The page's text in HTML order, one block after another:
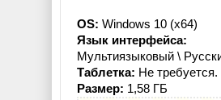
OS: Windows 10 (x64)
Язык интерфейса:
Мультиязыковый \
Таблетка: Не требуется.
Размер: 1,58 ГБ